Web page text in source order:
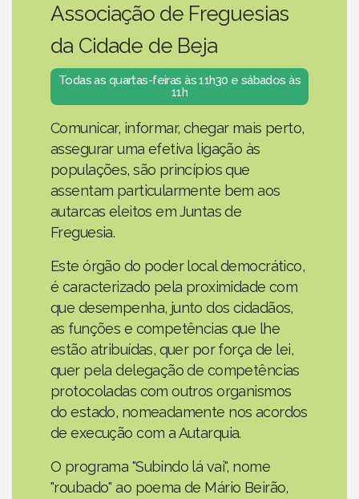
Associação de Freguesias
da Cidade de Beja
Todas as quartas-feiras às 11h30 e sábados às
11h
Comunicar, informar, chegar mais perto,
assegurar uma efetiva ligação às
populações, são princípios que
assentam particularmente bem aos
autarcas eleitos em Juntas de
Freguesia.
Este órgão do poder local democrático,
é caracterizado pela proximidade com
que desempenha, junto dos cidadãos,
as funções e competências que lhe
estão atribuídas, quer por força de lei,
quer pela delegação de competências
protocoladas com outros organismos
do estado, nomeadamente nos acordos
de execução com a Autarquia.
O programa "Subindo lá vai", nome
"roubado" ao poema de Mário Beirão,